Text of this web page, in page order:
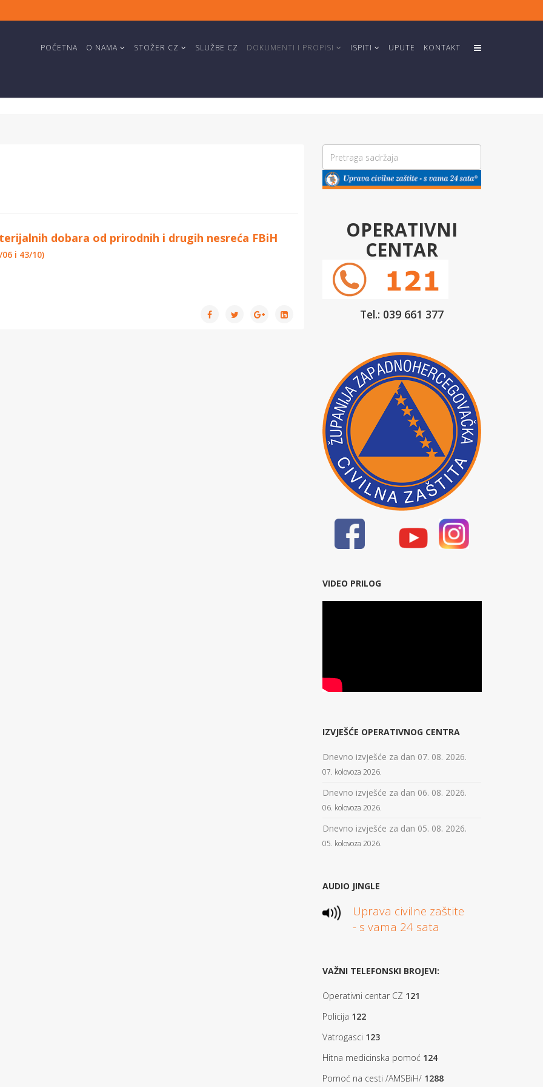
POČETNA O NAMA STOŽER CZ SLUŽBE CZ DOKUMENTI I PROPISI ISPITI UPUTE KONTAKT
dobara od prirodnih i drugih nesreća FBiH
i 43/10)
OPERATIVNI
CENTAR
Tel.: 039 661 377
VIDEO PRILOG
IZVJEŠĆE OPERATIVNOG CENTRA
Dnevno izvješće za dan 07. 08. 2026.
07. kolovoza 2026.
Dnevno izvješće za dan 06. 08. 2026.
06. kolovoza 2026.
Dnevno izvješće za dan 05. 08. 2026.
05. kolovoza 2026.
AUDIO JINGLE
Uprava civilne zaštite
- s vama 24 sata
VAŽNI TELEFONSKI BROJEVI:
Operativni centar CZ 121
Policija 122
Vatrogasci 123
Hitna medicinska pomoć 124
Pomoć na cesti /AMSBiH/ 1288